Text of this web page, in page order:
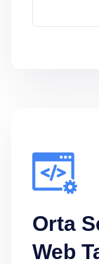
Orta
Web